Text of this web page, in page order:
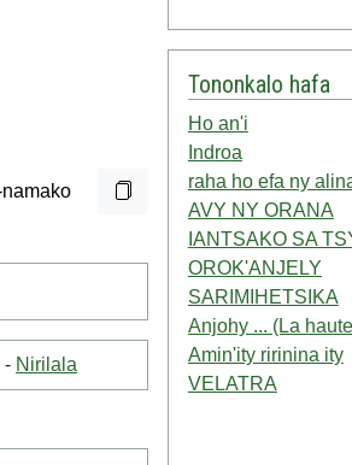
- Nirilala
Tononkalo hafa
Ho an'i
Indroa
raha ho efa ny
AVY NY ORANA
IANTSAKO SA
OROK'ANJELY
SARIMIHETSIKA
Anjohy ... (La
Amin'ity ririnina ity
VELATRA